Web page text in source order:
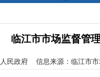
临江市市场监督管
民政府 信息来源：临江市市